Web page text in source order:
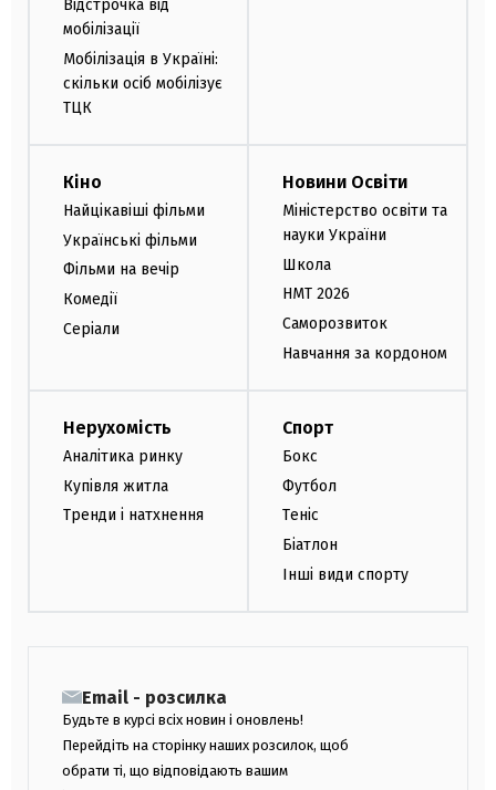
Відстрочка від
мобілізації
Мобілізація в Україні:
скільки осіб мобілізує
ТЦК
Кіно
Найцікавіші фільми
Українські фільми
Фільми на вечір
Комедії
Серіали
Новини Освіти
Міністерство освіти та
науки України
Школа
НМТ 2026
Саморозвиток
Навчання за кордоном
Нерухомість
Аналітика ринку
Купівля житла
Тренди і натхнення
Спорт
Бокс
Футбол
Теніс
Біатлон
Інші види спорту
Email - розсилка
Будьте в курсі всіх новин і оновлень!
Перейдіть на сторінку наших розсилок, щоб
обрати ті, що відповідають вашим